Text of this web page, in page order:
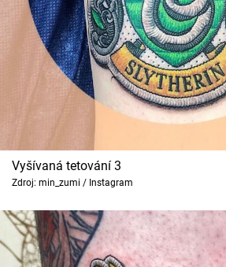
Vyšívaná tetování 3
Zdroj: min_zumi / Instagram